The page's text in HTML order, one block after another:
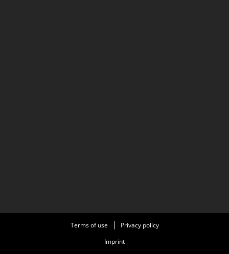
Terms of use
Privacy policy
Imprint